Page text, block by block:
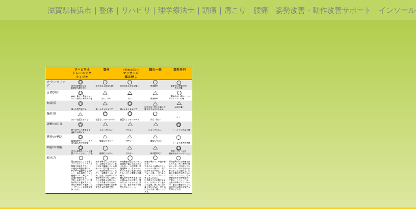
滋賀県長浜市｜整体｜リハビリ｜理学療法士｜頭痛｜肩こり｜腰痛｜姿勢改善・動作改善サポート｜インソール